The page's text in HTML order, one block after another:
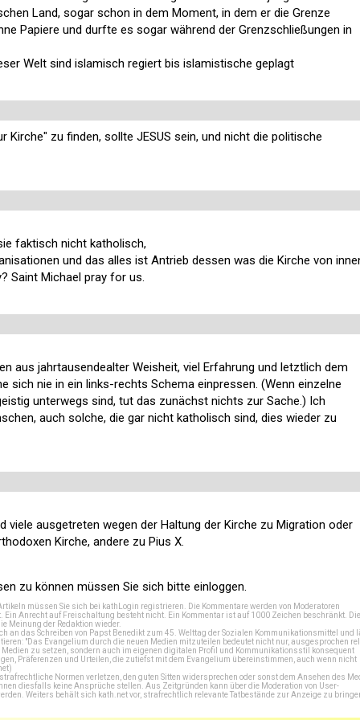
Land, sogar schon in dem Moment, in dem er die Grenze
Papiere und durfte es sogar während der Grenzschließungen in
Welt sind islamisch regiert bis islamistische geplagt
Kirche" zu finden, sollte JESUS sein, und nicht die politische
faktisch nicht katholisch,
und das alles ist Antrieb dessen was die Kirche von
Saint Michael pray for us.
aus jahrtausendealter Weisheit, viel Erfahrung und letztlich dem
sich nie in ein links-rechts Schema einpressen. (Wenn einzelne
unterwegs sind, tut das zunächst nichts zur Sache.) Ich
auch solche, die gar nicht katholisch sind, dies wieder zu
viele ausgetreten wegen der Haltung der Kirche zu Migration oder
Kirche, andere zu Pius X.
zu können müssen Sie sich bitte einloggen.
müssen Sie sich bei kathLogin registrieren . Die Kommentare werden von Moderatoren
Anrecht auf Freischaltung besteht nicht. Ein Kommentar ist auf 1000 Zeichen beschränkt. Die
Meinung der Redaktion wieder.
an das Schreiben von Papst Benedikt zum 45. Welttag der Sozialen Kommunikationsmittel und
"Das Evangelium durch die neuen Medien mitzuteilen bedeutet nicht nur, ausgesprochen
zu setzen, sondern auch im eigenen digitalen Profil und Kommunikationsstil konsequent
Präferenzen und Urteilen, die zutiefst mit dem Evangelium übereinstimmen, auch wenn nicht
)
Normen verletzen, den guten Sitten widersprechen oder sonst dem Ansehen des
diesfalls keine Ansprüche stellen. Aus Zeitgründen kann über die Moderation von User-
Weiters behält sich kath.net vor, strafrechtlich relevante Tatbestände zur Anzeige zu